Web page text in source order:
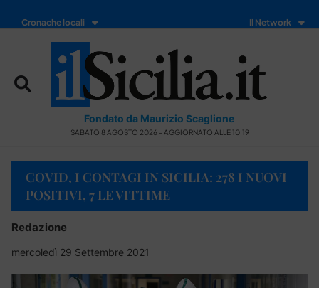
Cronache locali Il Network
Fondato da Maurizio Scaglione
SABATO 8 AGOSTO 2026 - AGGIORNATO ALLE 10:19
COVID, I CONTAGI IN SICILIA: 278 I NUOVI
POSITIVI, 7 LE VITTIME
Redazione
mercoledì 29 Settembre 2021